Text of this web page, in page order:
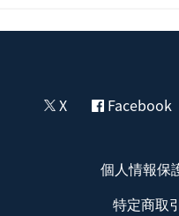
X Facebook
個人情報保
特定商取